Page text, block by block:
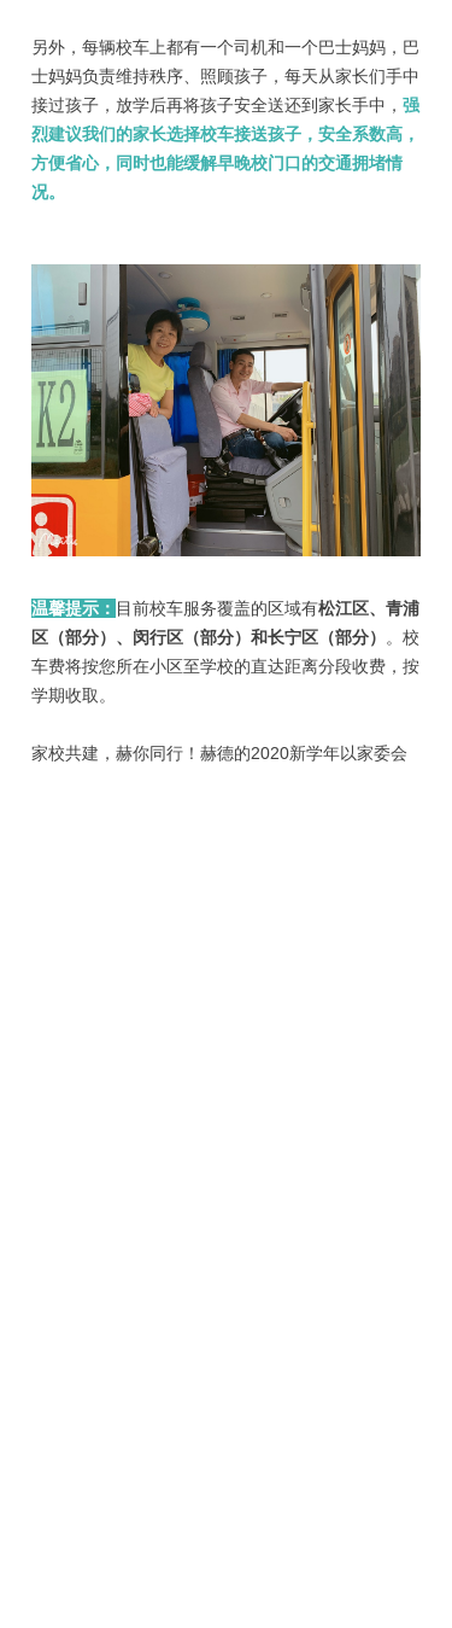
另外，每辆校车上都有一个司机和一个巴士妈妈，巴
士妈妈负责维持秩序、照顾孩子，每天从家长们手中
接过孩子，放学后再将孩子安全送还到家长手中， 强
烈建议我们的家长选择校车接送孩子，安全系数高，
方便省心，同时也能缓解早晚校门口的交通拥堵情
况。
温馨提示： 目前校车服务覆盖的区域有松江区、青浦
区（部分）、闵行区（部分）和长宁区（部分）
。校
车费将按您所在小区至学校的直达距离分段收费，按
学期收取。
家校共建，赫你同行！赫德的2020新学年以家委会